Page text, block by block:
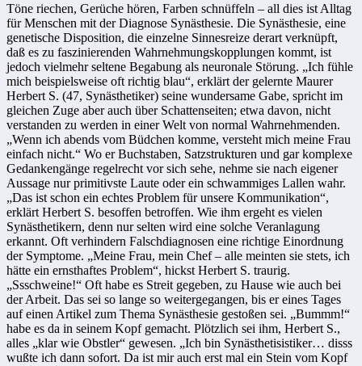
Töne riechen, Gerüche hören, Farben schnüffeln – all dies ist Alltag
für Menschen mit der Diagnose Synästhesie. Die Synästhesie, eine
genetische Disposition, die einzelne Sinnesreize derart verknüpft,
daß es zu faszinierenden Wahrnehmungskopplungen kommt, ist
jedoch vielmehr seltene Begabung als neuronale Störung. „Ich fühle
mich beispielsweise oft richtig blau“, erklärt der gelernte Maurer
Herbert S. (47, Synästhetiker) seine wundersame Gabe, spricht im
gleichen Zuge aber auch über Schattenseiten; etwa davon, nicht
verstanden zu werden in einer Welt von normal Wahrnehmenden.
„Wenn ich abends vom Büdchen komme, versteht mich meine Frau
einfach nicht.“ Wo er Buchstaben, Satzstrukturen und gar komplexe
Gedankengänge regelrecht vor sich sehe, nehme sie nach eigener
Aussage nur primitivste Laute oder ein schwammiges Lallen wahr.
„Das ist schon ein echtes Problem für unsere Kommunikation“,
erklärt Herbert S. besoffen betroffen. Wie ihm ergeht es vielen
Synästhetikern, denn nur selten wird eine solche Veranlagung
erkannt. Oft verhindern Falschdiagnosen eine richtige Einordnung
der Symptome. „Meine Frau, mein Chef – alle meinten sie stets, ich
hätte ein ernsthaftes Problem“, hickst Herbert S. traurig.
„Ssschweine!“ Oft habe es Streit gegeben, zu Hause wie auch bei
der Arbeit. Das sei so lange so weitergegangen, bis er eines Tages
auf einen Artikel zum Thema Synästhesie gestoßen sei. „Bummm!“
habe es da in seinem Kopf gemacht. Plötzlich sei ihm, Herbert S.,
alles „klar wie Obstler“ gewesen. „Ich bin Synästhetisistiker… disss
wußte ich dann sofort. Da ist mir auch erst mal ein Stein vom Kopf